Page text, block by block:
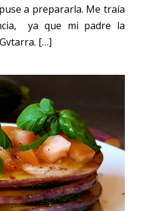
a prepararla. Me traía
ya que mi padre la
[…]